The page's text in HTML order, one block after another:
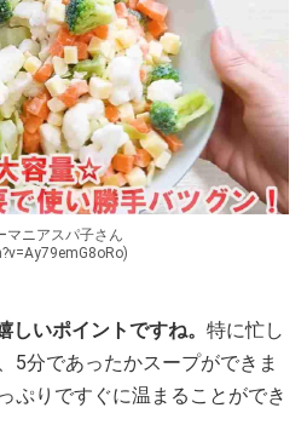
マニアスパ子さん
いポイントですね。 特に忙し
5分であったかスープができま
ぷりですぐに温まることができ